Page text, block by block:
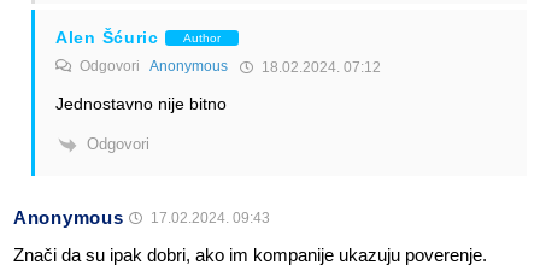
Alen Šćuric Author
Odgovori Anonymous 18.02.2024. 07:12
Jednostavno nije bitno
Odgovori
Anonymous 17.02.2024. 09:43
Znači da su ipak dobri, ako im kompanije ukazuju poverenje.